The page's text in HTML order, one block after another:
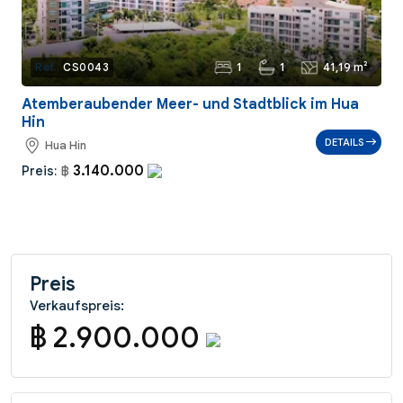
Ref.: CS0043 1 1 41,19 m²
Atemberaubender Meer- und Stadtblick im Hua
Hin
Hua Hin
Preis: ฿ 3.140.000
DETAILS
Preis
Verkaufspreis:
฿ 2.900.000